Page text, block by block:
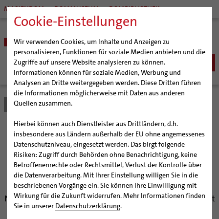
Cookie-Einstellungen
Wir verwenden Cookies, um Inhalte und Anzeigen zu
personalisieren, Funktionen für soziale Medien anbieten und die
Zugriffe auf unsere Website analysieren zu können.
Informationen können für soziale Medien, Werbung und
Analysen an Dritte weitergegeben werden. Diese Dritten führen
die Informationen möglicherweise mit Daten aus anderen
Quellen zusammen.
Hierbei können auch Dienstleister aus Drittländern, d.h.
insbesondere aus Ländern außerhalb der EU ohne angemessenes
Datenschutzniveau, eingesetzt werden. Das birgt folgende
Risiken: Zugriff durch Behörden ohne Benachrichtigung, keine
Betroffenenrechte oder Rechtsmittel, Verlust der Kontrolle über
die Datenverarbeitung. Mit Ihrer Einstellung willigen Sie in die
beschriebenen Vorgänge ein. Sie können Ihre Einwilligung mit
Wirkung für die Zukunft widerrufen. Mehr Informationen finden
Sie in unserer Datenschutzerklärung.
MARIENDOM DOMMUSEUM DOMBIBLIOTHEK
BISTUM
Bischöfe
Weihbischof Dr. Martin Marahrens
Bischof em. Norbert Trelle
Weihbischof em. Bongartz
Weihbischof em. Schwerdtfeger
Weihbischof em. Koitz
Bischof em. Dr. Wüstenberg
Generalvikariat
Gremien
Diözesangericht
Gemeindegremien
Pfarrgemeinden
Hildesheimer Dom
Virtueller Rundgang durch den Dom
Tausendjähriger Rosenstock
Die Hildesheimer Dommusik
Wallfahrten | Pilgern
Termine Wallfahrten und Pilgern
Jakobswege im Bistum Hildesheim
Veranstaltungen
Strategieprozess
Jugend
Bistum Hildesheim
Domschatz soll
gemeinsame Geschichte
vermitteln
Neuer Rundgang im Hildesheimer Dommuseum betont
als Modellprojekt kulturelle Verflechtungen